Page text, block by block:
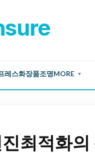
레스화장품조명MORE ▼
최적화의